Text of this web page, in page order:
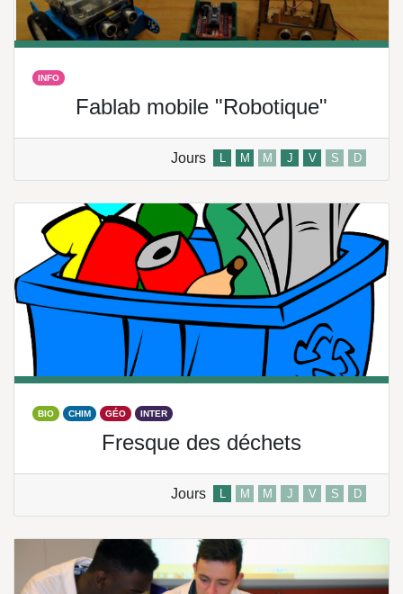
INFO
Fablab mobile "Robotique"
Jours L M M J V S D
BIO CHIM GÉO INTER
Fresque des déchets
Jours L M M J V S D